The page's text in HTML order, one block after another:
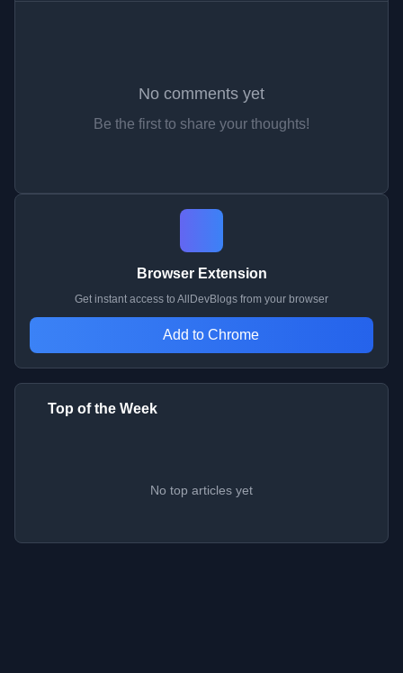
No comments yet
Be the first to share your thoughts!
Browser Extension
Get instant access to AllDevBlogs from your browser
Add to Chrome
Top of the Week
No top articles yet